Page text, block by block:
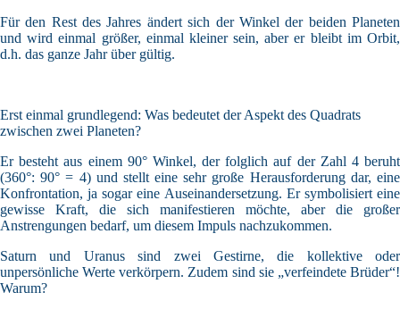
Für den Rest des Jahres ändert sich der Winkel der beiden Planeten
und wird einmal größer, einmal kleiner sein, aber er bleibt im Orbit,
d.h. das ganze Jahr über gültig.
Erst einmal grundlegend: Was bedeutet der Aspekt des Quadrats
zwischen zwei Planeten?
Er besteht aus einem 90° Winkel, der folglich auf der Zahl 4 beruht
(360°: 90° = 4) und stellt eine sehr große Herausforderung dar, eine
Konfrontation, ja sogar eine Auseinandersetzung. Er symbolisiert eine
gewisse Kraft, die sich manifestieren möchte, aber die großer
Anstrengungen bedarf, um diesem Impuls nachzukommen.
Saturn und Uranus sind zwei Gestirne, die kollektive oder
unpersönliche Werte verkörpern. Zudem sind sie „verfeindete Brüder“!
Warum?